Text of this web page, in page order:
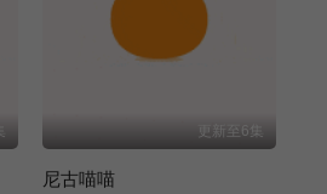
更新至6集
尼古喵喵